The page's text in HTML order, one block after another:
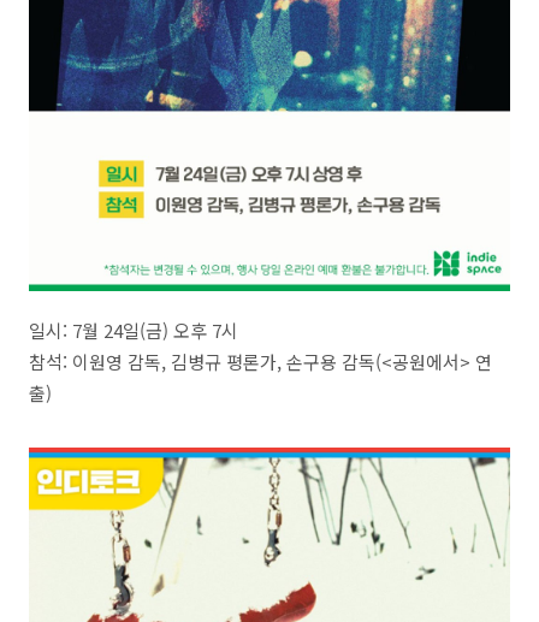
일시: 7월 24일(금) 오후 7시
참석: 이원영 감독, 김병규 평론가, 손구용 감독(<공원에서> 연
출)